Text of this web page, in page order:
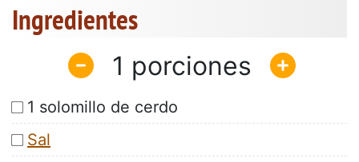
Ingredientes
1
1 solomillo de cerdo
Sal